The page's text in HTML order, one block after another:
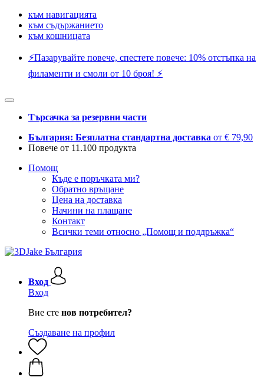
към навигацията
към съдържанието
към кошницата
⚡️Пазарувайте повече, спестете повече: 10% отстъпка на
филаменти и смоли от 10 броя! ⚡️
Търсачка за резервни части
България: Безплатна стандартна доставка от € 79,90
Повече от 11.100 продукта
Помощ
Къде е поръчката ми?
Обратно връщане
Цена на доставка
Начини на плащане
Контакт
Всички теми относно „Помощ и поддръжка“
Вход
Вход
Вие сте нов потребител?
Създаване на профил